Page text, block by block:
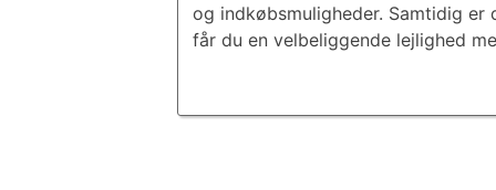
og indkøbsmuligheder. Samtidig
får du en velbeliggende lejlighed